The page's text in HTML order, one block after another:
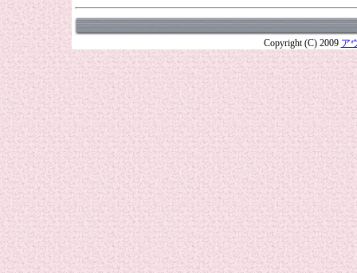
Copyright (C) 2009 ア